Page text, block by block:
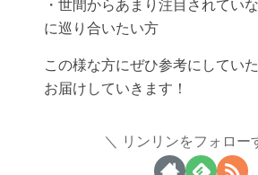
・世間からあまり注目されてい
に巡り合いたい方
この様な方にぜひ参考にしてい
お届けしていきます！
リンリンをフォロー